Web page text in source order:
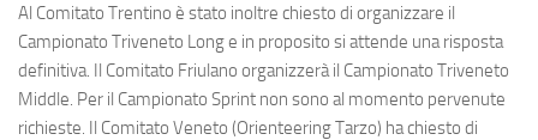
Al Comitato Trentino è stato inoltre chiesto di organizzare il
Campionato Triveneto Long e in proposito si attende una risposta
definitiva. Il Comitato Friulano organizzerà il Campionato Triveneto
Middle. Per il Campionato Sprint non sono al momento pervenute
richieste. Il Comitato Veneto (Orienteering Tarzo) ha chiesto di